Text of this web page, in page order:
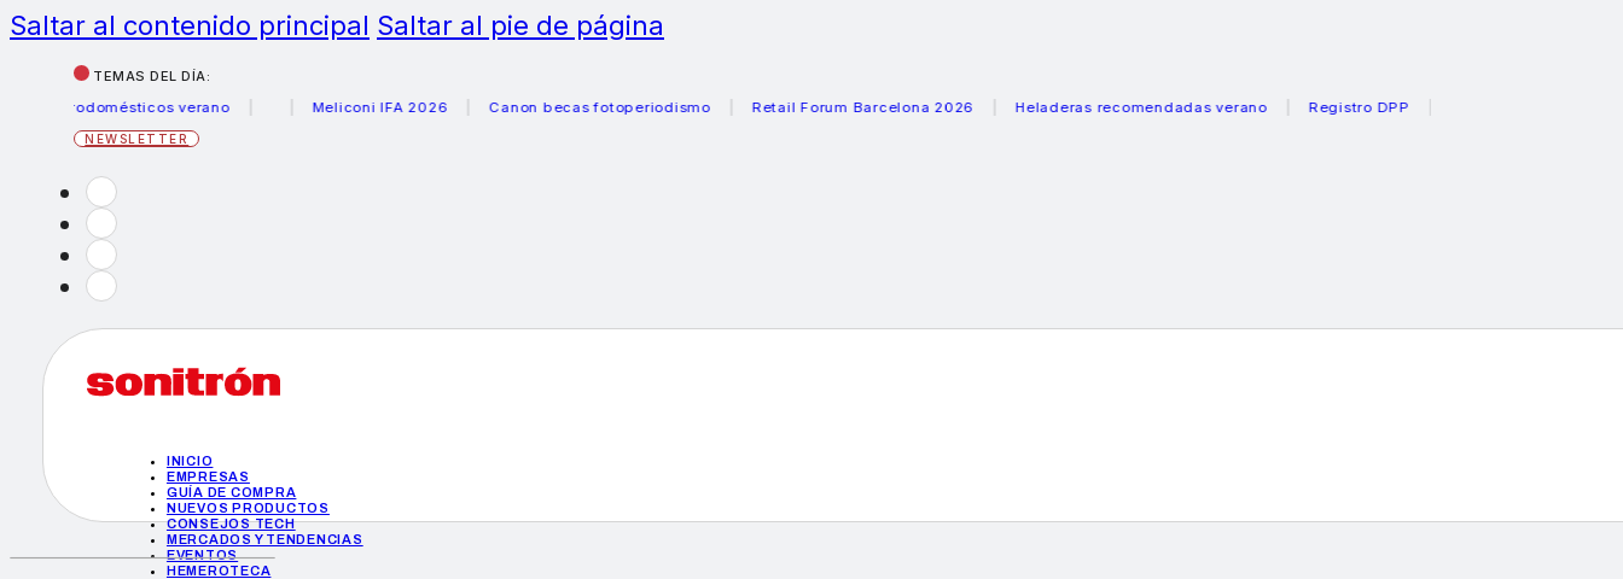
Saltar al contenido principal Saltar al pie de página
TEMAS DEL DÍA:
verano
Meliconi IFA 2026 Canon becas fotoperiodismo Retail Forum Barcelona 2026 Heladeras recomendadas verano Registro DPP
NEWSLETTER
INICIO
EMPRESAS
GUÍA DE COMPRA
NUEVOS PRODUCTOS
CONSEJOS TECH
MERCADOS Y TENDENCIAS
EVENTOS
HEMEROTECA